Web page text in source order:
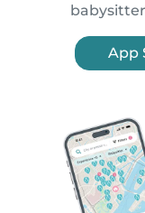
App